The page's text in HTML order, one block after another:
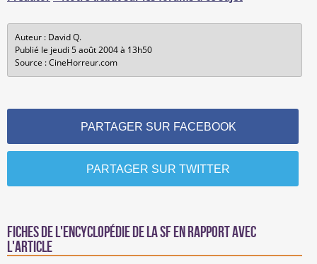
Auteur : David Q.
Publié le jeudi 5 août 2004 à 13h50
Source : CineHorreur.com
PARTAGER SUR FACEBOOK
PARTAGER SUR TWITTER
Fiches de l'encyclopédie de la SF en rapport avec
l'article